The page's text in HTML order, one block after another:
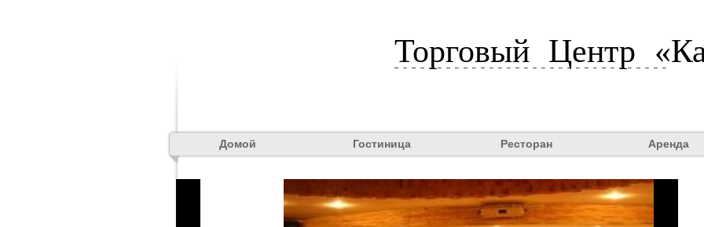
Торговый Центр
Домой Гостиница Ресторан Аренда